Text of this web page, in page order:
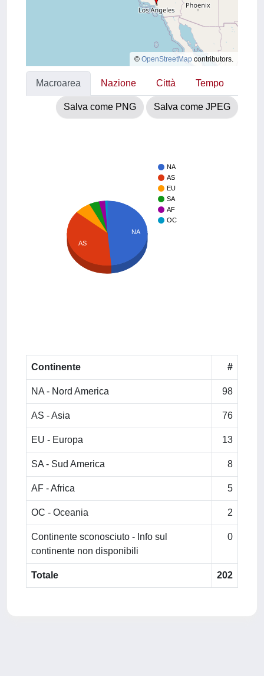
© OpenStreetMap contributors.
Macroarea Nazione Città Tempo
Salva come PNG Salva come JPEG
NA
AS
EU
SA
AF
OC
NA
AS
Continente #
NA - Nord America 98
AS - Asia 76
EU - Europa 13
SA - Sud America 8
AF - Africa 5
OC - Oceania 2
Continente sconosciuto - Info sul
continente non disponibili
0
Totale 202